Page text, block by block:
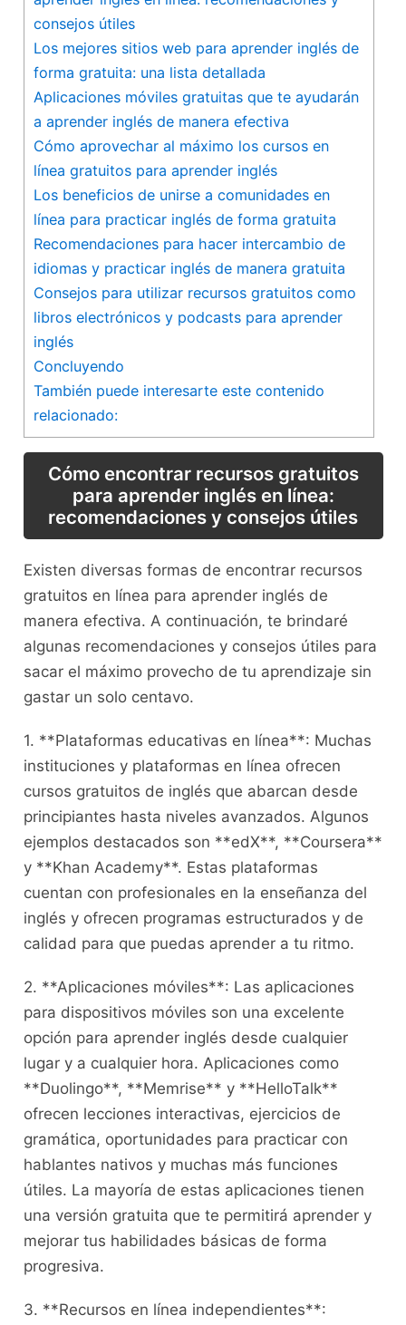
consejos útiles
Los mejores sitios web para aprender inglés de
forma gratuita: una lista ‍detallada
Aplicaciones móviles ⁣gratuitas que ‍te ⁢ayudarán
a aprender inglés de‌ manera efectiva
Cómo aprovechar​ al ​máximo los cursos en
línea gratuitos para aprender inglés
Los beneficios de unirse a comunidades⁢ en
línea para practicar inglés de ⁢forma gratuita
Recomendaciones para hacer ‍intercambio de
idiomas y‍ practicar inglés ⁣de manera‌ gratuita
Consejos⁤ para ​utilizar⁤ recursos gratuitos‍ como
‍libros electrónicos y podcasts para⁣ aprender
inglés
Concluyendo
También puede interesarte este contenido
relacionado:
Cómo encontrar⁤ recursos gratuitos
para aprender inglés en línea:
recomendaciones ‍y consejos útiles
Existen diversas formas de encontrar​ recursos
gratuitos‌ en línea para aprender inglés de​
manera efectiva. A continuación, te ⁢brindaré
⁣algunas recomendaciones ⁢y consejos útiles para
⁣sacar el máximo provecho de tu​ aprendizaje⁤ sin
gastar un solo centavo.
1. **Plataformas educativas en ⁢línea**: ‍Muchas
instituciones y ⁢plataformas en‌ línea ofrecen
cursos ⁣gratuitos⁢ de inglés que ​abarcan‍ desde
principiantes hasta niveles avanzados.⁤ Algunos
ejemplos destacados ‌son **edX**,‍ **Coursera**
‍y **Khan⁢ Academy**. Estas ⁤plataformas
⁢cuentan⁢ con ​profesionales en la enseñanza del
inglés y ofrecen programas estructurados y de
calidad para que puedas aprender a tu ​ritmo.
2. **Aplicaciones ​móviles**: Las aplicaciones
para dispositivos móviles son una ​excelente
opción para ⁤aprender‌ inglés desde ​cualquier⁢
lugar ⁢y a cualquier hora. Aplicaciones ⁤como
⁢**Duolingo**, **Memrise** y **HelloTalk**
ofrecen lecciones interactivas, ⁤ejercicios de
gramática, oportunidades para⁤ practicar ⁢con
hablantes ⁤nativos y muchas más ⁣funciones
útiles. La mayoría de estas aplicaciones tienen
una⁣ versión gratuita ⁢que te permitirá⁤ aprender y
mejorar tus habilidades básicas de forma
progresiva.
3. **Recursos en línea⁢ independientes**: